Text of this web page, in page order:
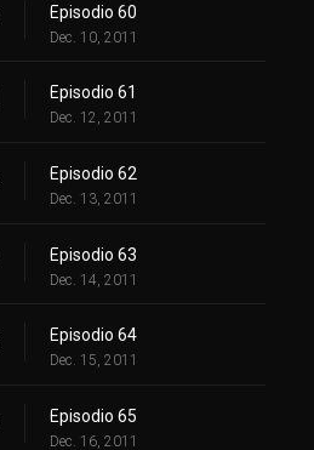
Episodio 60
Dec. 10, 2011
Episodio 61
Dec. 12, 2011
Episodio 62
Dec. 13, 2011
Episodio 63
Dec. 14, 2011
Episodio 64
Dec. 15, 2011
Episodio 65
Dec. 16, 2011